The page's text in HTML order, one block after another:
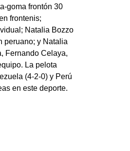
goma frontón 30
frontenis;
Natalia Bozzo
peruano; y Natalia
Fernando Celaya,
La pelota
(4-2-0) y Perú
en este deporte.